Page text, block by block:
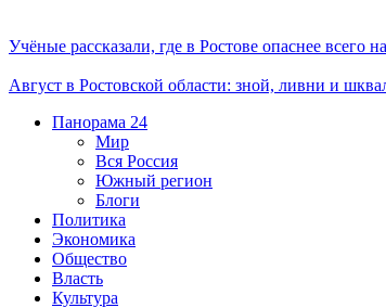
Учёные рассказали, где в Ростове опаснее всего
Август в Ростовской области: зной, ливни и
Панорама 24
Мир
Вся Россия
Южный регион
Блоги
Политика
Экономика
Общество
Власть
Культура